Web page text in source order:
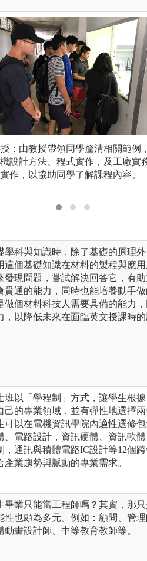
意讓同學有機會有多次的分組合
習與人合作的模式。
：由教授帶領同學釐清相關範例
設計方法、程式實作，及工廠實
作，以協助同學了解課程內容。
學科與知識時，除了基礎的原理
這個基礎知識在材料的製程與應
發現問題，嘗試解決回答它，有
貫通的能力，同時也能培養動手
做個材料科技人需要具備的能力
，以降低未來在面臨英文授課時的
班以「學程制」方式，讓學生根
己的專業領域，並有彈性地選擇
可以在電機資訊學院內適性選修
、電路設計，資訊硬體、資訊軟
，通訊與積體電路IC設計等12個
業趨勢與脈動的專業需求。
畢業只能當工程師嗎？其實，那只
性也頗為多元。例如：顧問、管
動畫設計師、中等教育教師等。